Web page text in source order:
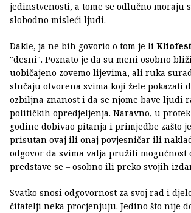
jedinstvenosti, a tome se odlučno moraju
slobodno misleći ljudi.
Dakle, ja ne bih govorio o tom je li Kliofest
"desni". Poznato je da su meni osobno
uobičajeno zovemo lijevima, ali ruka
slučaju otvorena svima koji žele pokazati
ozbiljna znanost i da se njome bave ljudi
političkih opredjeljenja. Naravno, u
godine dobivao pitanja i primjedbe zašto
prisutan ovaj ili onaj povjesničar ili
odgovor da svima valja pružiti
predstave se – osobno ili preko svojih
Svatko snosi odgovornost za svoj rad i
čitatelji neka procjenjuju. Jedino što nije